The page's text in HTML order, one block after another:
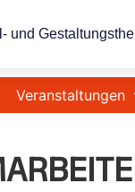
und
Veranstaltungen